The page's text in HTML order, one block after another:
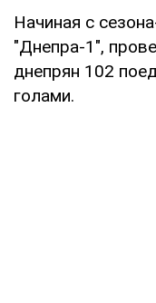
Начиная с
"Днепра-1",
днепрян 102
голами.